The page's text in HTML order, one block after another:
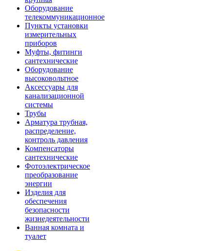
Оборудование
телекоммуникационное
Пункты установки
измерительных
приборов
Муфты, фитинги
сантехнические
Оборудование
высоковольтное
Аксессуары для
канализационной
системы
Трубы
Арматура трубная,
распределение,
контроль давления
Компенсаторы
сантехнические
Фотоэлектрическое
преобразование
энергии
Изделия для
обеспечения
безопасности
жизнедеятельности
Ванная комната и
туалет